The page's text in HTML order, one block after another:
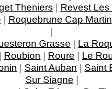
Theniers | Revest
| Roquebrune Cap Martin
|
Grasse | La
| Roubion | Roure | Le
| Saint Auban | Saint
Sur Siagne |